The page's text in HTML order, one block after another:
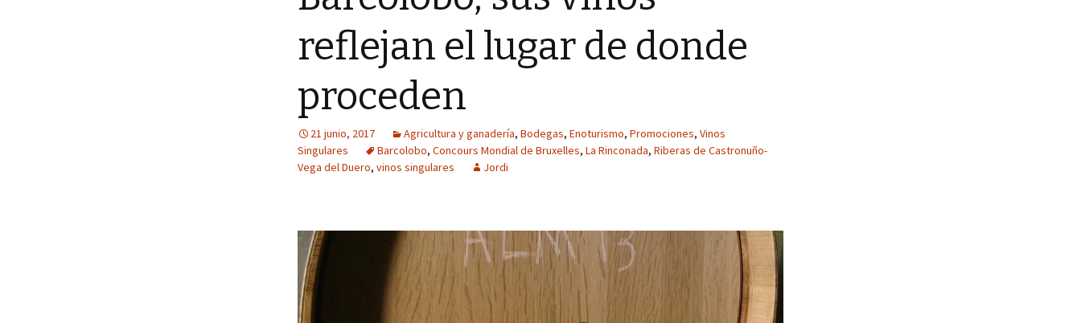
reflejan el lugar de donde
proceden
21 junio, 2017 Agricultura y ganadería, Bodegas, Enoturismo, Promociones, Vinos
Singulares
Barcolobo, Concours Mondial de Bruxelles, La Rinconada, Riberas de Castronuño-
Vega del Duero, vinos singulares Jordi